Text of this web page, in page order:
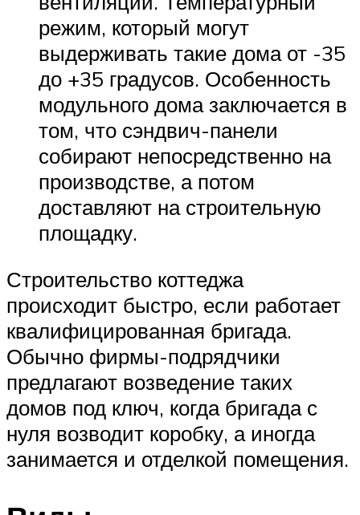
режим, который могут
выдерживать такие дома от -35
до +35 градусов. Особенность
модульного дома заключается в
том, что сэндвич-панели
собирают непосредственно на
производстве, а потом
доставляют на строительную
площадку.
Строительство коттеджа
происходит быстро, если работает
квалифицированная бригада.
Обычно фирмы-подрядчики
предлагают возведение таких
домов под ключ, когда бригада с
нуля возводит коробку, а иногда
занимается и отделкой помещения.